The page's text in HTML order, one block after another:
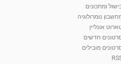
ומתכונים
נומרולוגיה
אונליין
חדשים
מובילים